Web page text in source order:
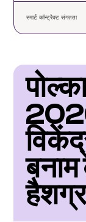
स्मार्ट कॉन्ट्रैक्ट संगतता
बनाम